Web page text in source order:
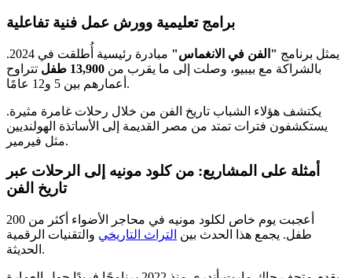
برامج تعليمية وورش عمل فنية تفاعلية
يمثل برنامج "الفن في الانغماس"
مبادرة رئيسية أُطلقت في 2024.
بالشراكة مع بيبيو، وصلت إلى ما يقرب من 13,900 طفل
تتراوح
أعمارهم بين 5 و12 عامًا.
يكتشف هؤلاء الشباب تاريخ الفن من خلال رحلات غامرة مثيرة.
يستكشفون فترات تمتد من مصر القديمة إلى الأساتذة الهولنديين
مثل فيرمير.
أمثلة على المشاريع: من كلود مونيه إلى الرحلات عبر
تاريخ الفن
أعجبت يوم خاص لكلود مونيه في محاجر الأضواء أكثر من 200
طفل. يجمع هذا الحدث بين التراث التاريخي والتقنيات الرقمية
الحديثة.